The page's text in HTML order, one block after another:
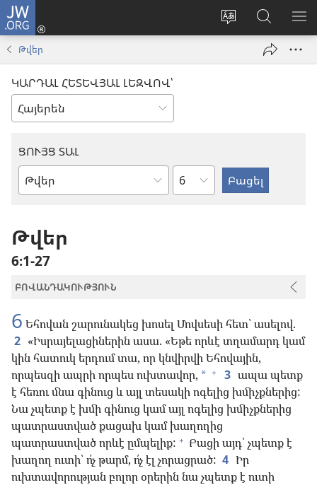
JW.ORG
Փոխել
Մուտքագրվել
(բացվումՈրոնում
JW.ORG
կայքում
Թվեր
ԿԱՐԴԱԼ ՀԵՏԵՎՅԱԼ ԼԵԶՎՈՎ՝
ՑՈՒՅՑ ՏԱԼ
Աստվածաշնչյան
Ըստ
գլուխների
Թվեր
6։1-27
ԲՈՎԱՆԴԱԿՈՒԹՅՈՒՆ
6 Եհովան շարունակեց խոսել Մովսեսի հետ՝ ասելով.
2 «Իսրայելացիներին ասա. «Եթե որևէ տղամարդ կամ
կին հատուկ երդում տա, որ կնվիրվի Եհովային,
որպեսզի ապրի որպես ուխտավոր, * + 3 ապա պետք
է հեռու մնա գինուց և այլ տեսակի ոգելից խմիչքներից:
Նա չպետք է խմի գինուց կամ այլ ոգելից խմիչքներից
պատրաստված քացախ կամ խաղողից
պատրաստված որևէ ըմպելիք: + Բացի այդ՝ չպետք է
խաղող ուտի՝ ո՛չ թարմ, ո՛չ էլ չորացրած: 4 Իր
ուխտավորության բոլոր օրերին նա չպետք է ուտի